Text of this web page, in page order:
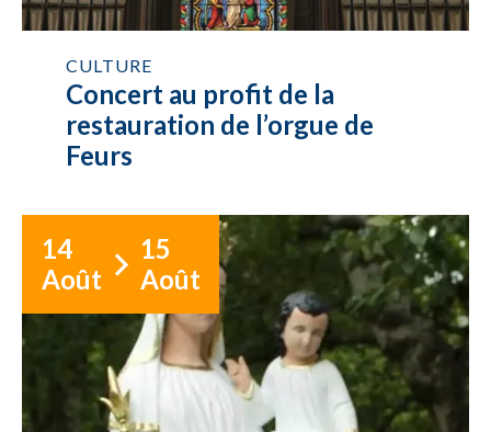
CULTURE
Concert au profit de la
restauration de l’orgue de
Feurs
14
Août
15
Août